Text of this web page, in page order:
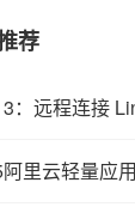
荐
：远程连接